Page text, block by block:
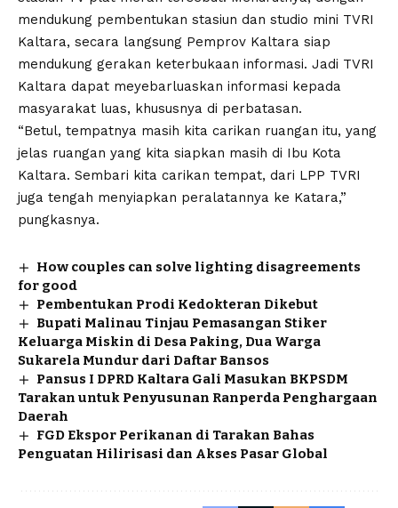
mendukung pembentukan stasiun dan studio mini TVRI
Kaltara, secara langsung Pemprov Kaltara siap
mendukung gerakan keterbukaan informasi. Jadi TVRI
Kaltara dapat meyebarluaskan informasi kepada
masyarakat luas, khususnya di perbatasan.
“Betul, tempatnya masih kita carikan ruangan itu, yang
jelas ruangan yang kita siapkan masih di Ibu Kota
Kaltara. Sembari kita carikan tempat, dari LPP TVRI
juga tengah menyiapkan peralatannya ke Katara,”
pungkasnya.
How couples can solve lighting disagreements
for good
Pembentukan Prodi Kedokteran Dikebut
Bupati Malinau Tinjau Pemasangan Stiker
Keluarga Miskin di Desa Paking, Dua Warga
Sukarela Mundur dari Daftar Bansos
Pansus I DPRD Kaltara Gali Masukan BKPSDM
Tarakan untuk Penyusunan Ranperda Penghargaan
Daerah
FGD Ekspor Perikanan di Tarakan Bahas
Penguatan Hilirisasi dan Akses Pasar Global